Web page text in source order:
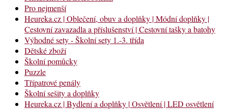
Pro nejmenší
Heureka.cz | Oblečení, obuv a doplňky | Módní doplňky |
Cestovní zavazadla a příslušenství | Cestovní tašky a batohy
Výhodné sety - Školní sety 1.-3. třída
Dětské zboží
Školní pomůcky
Puzzle
Třípatrové penály
Školní sešity a doplňky
Heureka.cz | Bydlení a doplňky | Osvětlení | LED osvětlení